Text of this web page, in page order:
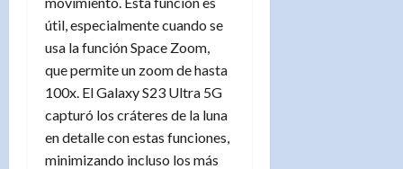
útil, especialmente cuando se
usa la función Space Zoom,
que permite un zoom de hasta
100x. El Galaxy S23 Ultra 5G
capturó los cráteres de la luna
en detalle con estas funciones,
minimizando incluso los más